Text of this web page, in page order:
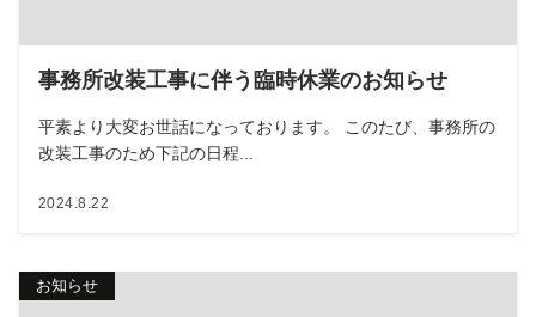
事務所改装工事に伴う臨時休業のお知らせ
平素より大変お世話になっております。 このたび、事務所の
改装工事のため下記の日程...
2024.8.22
お知らせ